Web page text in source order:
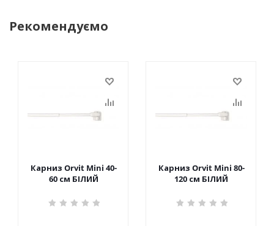
Рекомендуємо
Карниз Orvit Mini 40-
60 см БІЛИЙ
Карниз Orvit Mini 80-
120 см БІЛИЙ